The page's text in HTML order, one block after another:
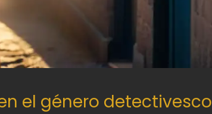
el género detectivesco